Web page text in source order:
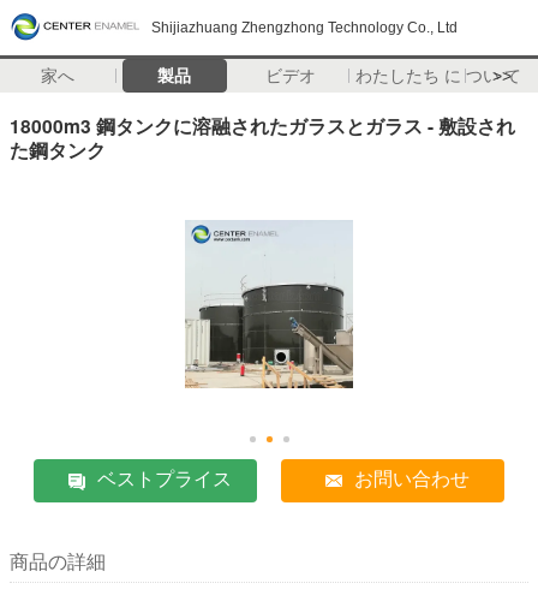
Shijiazhuang Zhengzhong Technology Co., Ltd
家へ 製品 ビデオ わたしたち に つい て
>>
18000m3 鋼タンクに溶融されたガラスとガラス - 敷設され
た鋼タンク
ベストプライス お問い合わせ
商品の詳細